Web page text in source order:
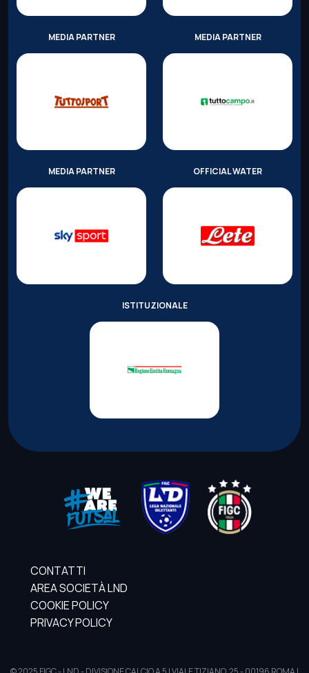
MEDIA PARTNER MEDIA PARTNER
MEDIA PARTNER OFFICIAL WATER
ISTITUZIONALE
CONTATTI
AREA SOCIETÀ LND
COOKIE POLICY
PRIVACY POLICY